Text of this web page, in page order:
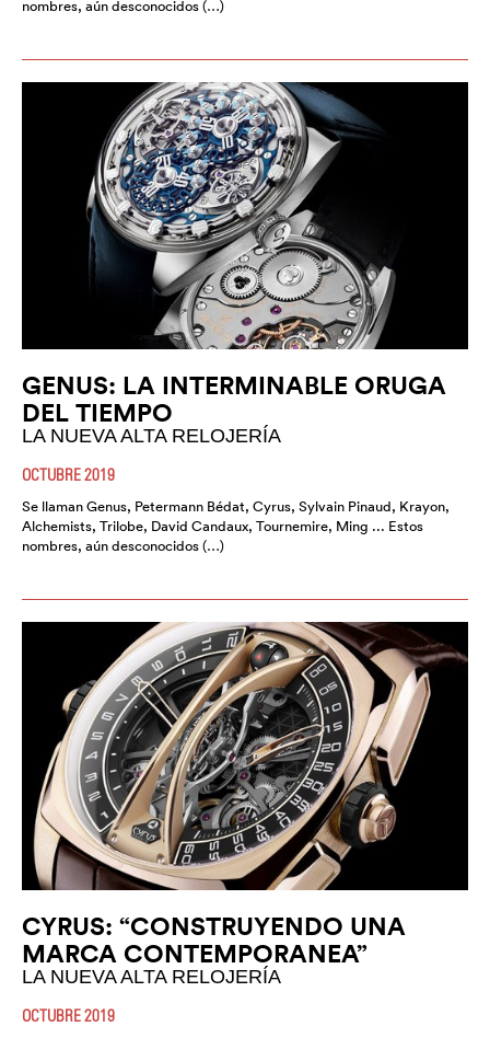
nombres, aún desconocidos (…)
GENUS: LA INTERMINABLE ORUGA
DEL TIEMPO
LA NUEVA ALTA RELOJERÍA
OCTUBRE 2019
Se llaman Genus, Petermann Bédat, Cyrus, Sylvain Pinaud, Krayon,
Alchemists, Trilobe, David Candaux, Tournemire, Ming ... Estos
nombres, aún desconocidos (…)
CYRUS: “CONSTRUYENDO UNA
MARCA CONTEMPORANEA”
LA NUEVA ALTA RELOJERÍA
OCTUBRE 2019